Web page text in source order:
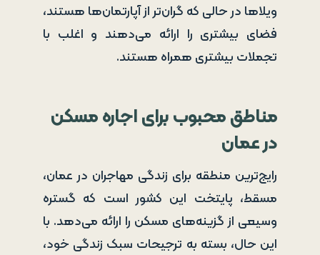
ویلاها در حالی که گران‌تر از آپارتمان‌ها هستند،
فضای بیشتری را ارائه می‌دهند و اغلب با
تجملات بیشتری همراه هستند.
مناطق محبوب برای اجاره مسکن
در عمان
رایج‌ترین منطقه برای زندگی مهاجران در عمان،
مسقط، پایتخت این کشور است که گستره
وسیعی از گزینه‌های مسکن را ارائه می‌دهد. با
این حال، بسته به ترجیحات سبک زندگی خود،